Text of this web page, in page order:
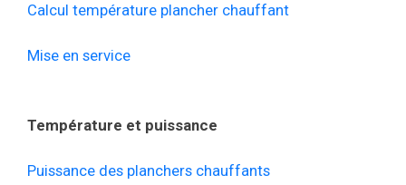
Calcul température plancher chauffant
Mise en service
Température et puissance
Puissance des planchers chauffants